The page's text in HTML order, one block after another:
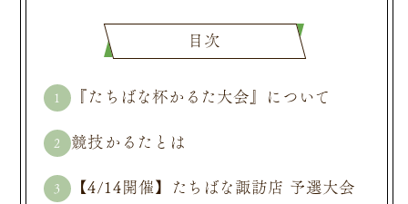
目次
1 『たちばな杯かるた大会』について
2 競技かるたとは
3
【4/14開催】たちばな諏訪店 予選大会